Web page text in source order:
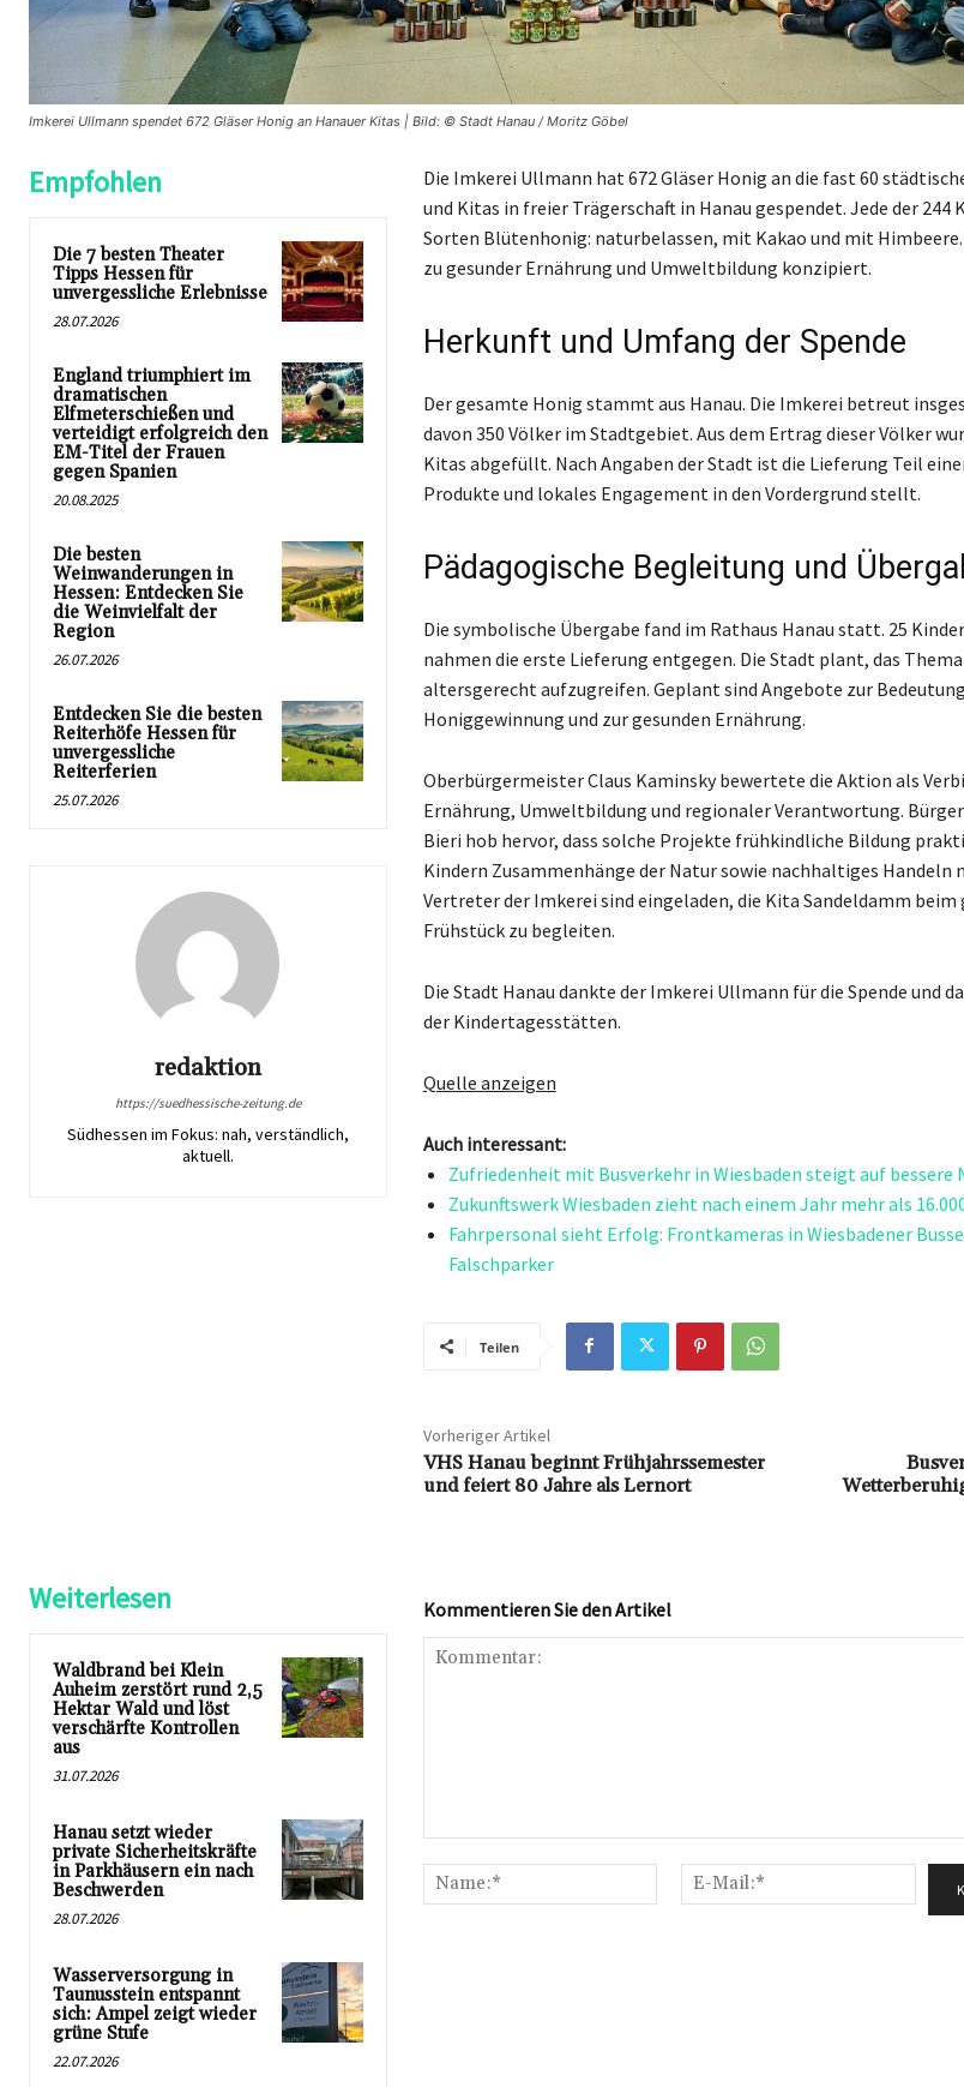
Imkerei Ullmann spendet 672 Gläser Honig an Hanauer Kitas | Bild: © Stadt Hanau / Moritz Göbel
Empfohlen
Die 7 besten Theater
Tipps Hessen für
unvergessliche Erlebnisse
28.07.2026
England triumphiert im
dramatischen
Elfmeterschießen und
verteidigt erfolgreich den
EM-Titel der Frauen
gegen Spanien
20.08.2025
Die besten
Weinwanderungen in
Hessen: Entdecken Sie
die Weinvielfalt der
Region
26.07.2026
Entdecken Sie die besten
Reiterhöfe Hessen für
unvergessliche
Reiterferien
25.07.2026
redaktion
https://suedhessische-zeitung.de
Südhessen im Fokus: nah, verständlich,
aktuell.
Die Imkerei Ullmann hat 672 Gläser Honig an die fast 60
und Kitas in freier Trägerschaft in Hanau gespendet. Jede der
Sorten Blütenhonig: naturbelassen, mit Kakao und mit
zu gesunder Ernährung und Umweltbildung konzipiert.
Herkunft und Umfang der Spende
Der gesamte Honig stammt aus Hanau. Die Imkerei betreut
davon 350 Völker im Stadtgebiet. Aus dem Ertrag dieser Völker
Kitas abgefüllt. Nach Angaben der Stadt ist die Lieferung Teil
Produkte und lokales Engagement in den Vordergrund stellt.
Pädagogische Begleitung und
Die symbolische Übergabe fand im Rathaus Hanau statt. 25
nahmen die erste Lieferung entgegen. Die Stadt plant, das
altersgerecht aufzugreifen. Geplant sind Angebote zur
Honiggewinnung und zur gesunden Ernährung.
Oberbürgermeister Claus Kaminsky bewertete die Aktion als
Ernährung, Umweltbildung und regionaler Verantwortung.
Bieri hob hervor, dass solche Projekte frühkindliche Bildung
Kindern Zusammenhänge der Natur sowie nachhaltiges Handeln
Vertreter der Imkerei sind eingeladen, die Kita Sandeldamm
Frühstück zu begleiten.
Die Stadt Hanau dankte der Imkerei Ullmann für die Spende und
der Kindertagesstätten.
Quelle anzeigen
Auch interessant:
Zufriedenheit mit Busverkehr in Wiesbaden steigt auf bessere
Zukunftswerk Wiesbaden zieht nach einem Jahr mehr als
Fahrpersonal sieht Erfolg: Frontkameras in Wiesbadener
Falschparker
Teilen
Vorheriger Artikel
VHS Hanau beginnt Frühjahrssemester
und feiert 80 Jahre als Lernort
Weiterlesen
Waldbrand bei Klein
Auheim zerstört rund 2,5
Hektar Wald und löst
verschärfte Kontrollen
aus
31.07.2026
Hanau setzt wieder
private Sicherheitskräfte
in Parkhäusern ein nach
Beschwerden
28.07.2026
Wasserversorgung in
Taunusstein entspannt
sich: Ampel zeigt wieder
grüne Stufe
22.07.2026
Kommentieren Sie den Artikel
Name:*
Mail:*